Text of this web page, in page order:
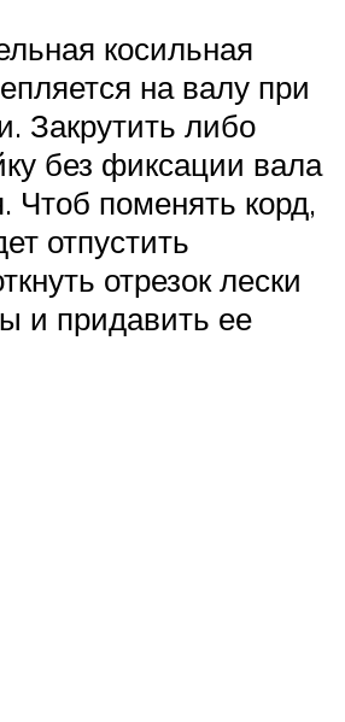
косильная
на валу при
Закрутить либо
без фиксации вала
Чтоб поменять корд,
отпустить
отрезок лески
и придавить ее